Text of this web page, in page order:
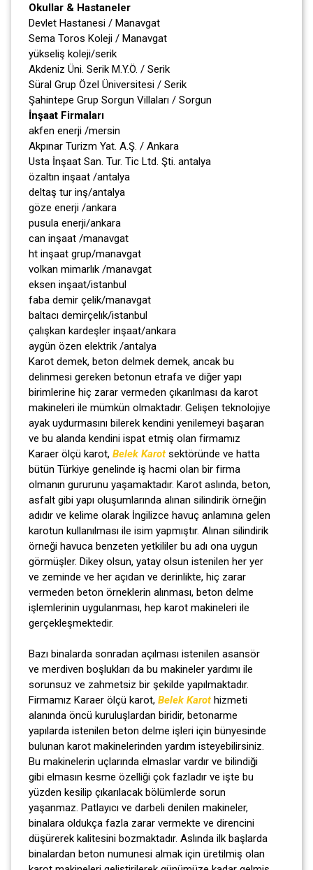
Okullar & Hastaneler
Devlet Hastanesi / Manavgat
Sema Toros Koleji / Manavgat
yükseliş koleji/serik
Akdeniz Üni. Serik M.Y.Ö. / Serik
Süral Grup Özel Üniversitesi / Serik
Şahintepe Grup Sorgun Villaları / Sorgun
İnşaat Firmaları
akfen enerji /mersin
Akpınar Turizm Yat. A.Ş. / Ankara
Usta İnşaat San. Tur. Tic Ltd. Şti. antalya
özaltın inşaat /antalya
deltaş tur inş/antalya
göze enerji /ankara
pusula enerji/ankara
can inşaat /manavgat
ht inşaat grup/manavgat
volkan mimarlık /manavgat
eksen inşaat/istanbul
faba demir çelik/manavgat
baltacı demirçelık/istanbul
çalışkan kardeşler inşaat/ankara
aygün özen elektrik /antalya
Karot demek, beton delmek demek, ancak bu
delinmesi gereken betonun etrafa ve diğer yapı
birimlerine hiç zarar vermeden çıkarılması da karot
makineleri ile mümkün olmaktadır. Gelişen teknolojiye
ayak uydurmasını bilerek kendini yenilemeyi başaran
ve bu alanda kendini ispat etmiş olan firmamız
Karaer ölçü karot, Belek Karotsektöründe ve hatta
bütün Türkiye genelinde iş hacmi olan bir firma
olmanın gururunu yaşamaktadır. Karot aslında, beton,
asfalt gibi yapı oluşumlarında alınan silindirik örneğin
adıdır ve kelime olarak İngilizce havuç anlamına gelen
karotun kullanılması ile isim yapmıştır. Alınan silindirik
örneği havuca benzeten yetkililer bu adı ona uygun
görmüşler. Dikey olsun, yatay olsun istenilen her yer
ve zeminde ve her açıdan ve derinlikte, hiç zarar
vermeden beton örneklerin alınması, beton delme
işlemlerinin uygulanması, hep karot makineleri ile
gerçekleşmektedir.
Bazı binalarda sonradan açılması istenilen asansör
ve merdiven boşlukları da bu makineler yardımı ile
sorunsuz ve zahmetsiz bir şekilde yapılmaktadır.
Firmamız Karaer ölçü karot, Belek Karothizmeti
alanında öncü kuruluşlardan biridir, betonarme
yapılarda istenilen beton delme işleri için bünyesinde
bulunan karot makinelerinden yardım isteyebilirsiniz.
Bu makinelerin uçlarında elmaslar vardır ve bilindiği
gibi elmasın kesme özelliği çok fazladır ve işte bu
yüzden kesilip çıkarılacak bölümlerde sorun
yaşanmaz. Patlayıcı ve darbeli denilen makineler,
binalara oldukça fazla zarar vermekte ve direncini
düşürerek kalitesini bozmaktadır. Aslında ilk başlarda
binalardan beton numunesi almak için üretilmiş olan